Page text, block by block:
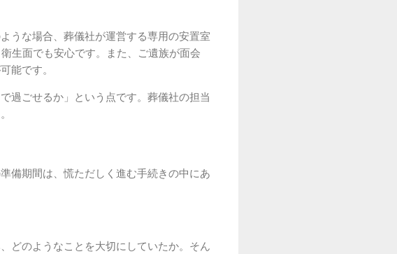
うな場合、葬儀社が運営する専用の安置室
生面でも安心です。また、ご遺族が面会
能です。
過ごせるか」という点です。葬儀社の担当
備期間は、慌ただしく進む手続きの中にあ
どのようなことを大切にしていたか。そん